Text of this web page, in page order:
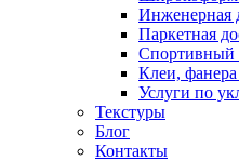
Инженерная
Паркетная
Спортивный
Клеи, фанера
Услуги по
Текстуры
Блог
Контакты